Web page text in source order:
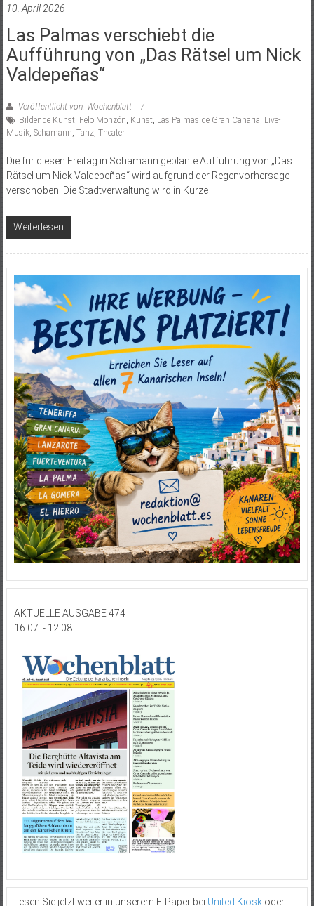
10. April 2026
Las Palmas verschiebt die
Aufführung von „Das Rätsel um Nick
Valdepeñas“
Veröffentlicht von: Wochenblatt
Bildende Kunst, Felo Monzón, Kunst, Las Palmas de Gran Canaria, Live-
Musik, Schamann, Tanz, Theater
Die für diesen Freitag in Schamann geplante Aufführung von „Das
Rätsel um Nick Valdepeñas“ wird aufgrund der Regenvorhersage
verschoben. Die Stadtverwaltung wird in Kürze
Weiterlesen
AKTUELLE AUSGABE 474
16.07. - 12.08.
Lesen Sie jetzt weiter in unserem E-Paper bei United Kioskoder